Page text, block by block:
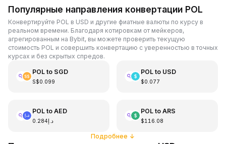
Популярные направления конвертации POL
Конвертируйте POL в USD и другие фиатные валюты по курсу в
реальном времени. Благодаря котировкам от мейкеров,
агрегированным на Bybit, вы можете проверить текущую
стоимость POL и совершить конвертацию с уверенностью в точных
курсах и без скрытых спредов.
POLto SGD
S$0.099
POLto USD
$0.077
POLto AED
د.إ0.284
POLto ARS
$116.08
Подробнее ↓